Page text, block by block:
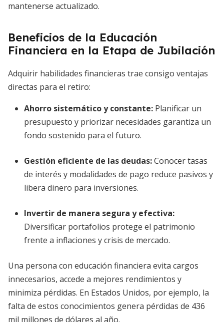
mantenerse actualizado.
Beneficios de la Educación
Financiera en la Etapa de Jubilación
Adquirir habilidades financieras trae consigo ventajas
directas para el retiro:
Ahorro sistemático y constante: Planificar un
presupuesto y priorizar necesidades garantiza un
fondo sostenido para el futuro.
Gestión eficiente de las deudas:Conocer tasas
de interés y modalidades de pago reduce pasivos y
libera dinero para inversiones.
Invertir de manera segura y efectiva:
Diversificar portafolios protege el patrimonio
frente a inflaciones y crisis de mercado.
Una persona con educación financiera evita cargos
innecesarios, accede a mejores rendimientos y
minimiza pérdidas. En Estados Unidos, por ejemplo, la
falta de estos conocimientos genera pérdidas de 436
mil millones de dólares al año.